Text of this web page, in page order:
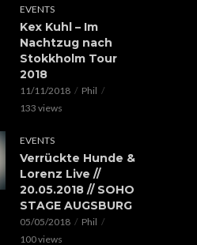
EVENTS
Kex Kuhl – Im
Nachtzug nach
Stokkholm Tour
2018
11/11/2018
Phil
133 views
EVENTS
Verrückte Hunde &
Lorenz Live //
20.05.2018 // SOHO
STAGE AUGSBURG
05/05/2018
Phil
100 views